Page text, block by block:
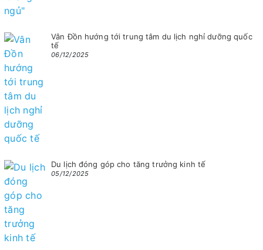
Vân Đồn hướng tới trung tâm du lịch nghỉ dưỡng quốc
tế
06/12/2025
Du lịch đóng góp cho tăng trưởng kinh tế
05/12/2025